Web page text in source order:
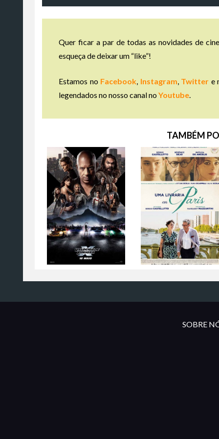
Quer ficar a par de todas as novidades de
esqueça de deixar um “like”!
Estamos no Facebook, Instagram, Twitter e
legendados no nosso canal noYoutube.
TAMBÉM
SOBRE